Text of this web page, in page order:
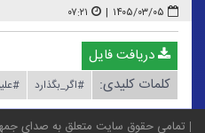
۱۴۰۵/۰۳/۰۵ | ۰۷:۲۱
دریافت فایل
کلمات کلیدی:
#اگر_بگذارد
تمامی حقوق سایت متعلق به صدای